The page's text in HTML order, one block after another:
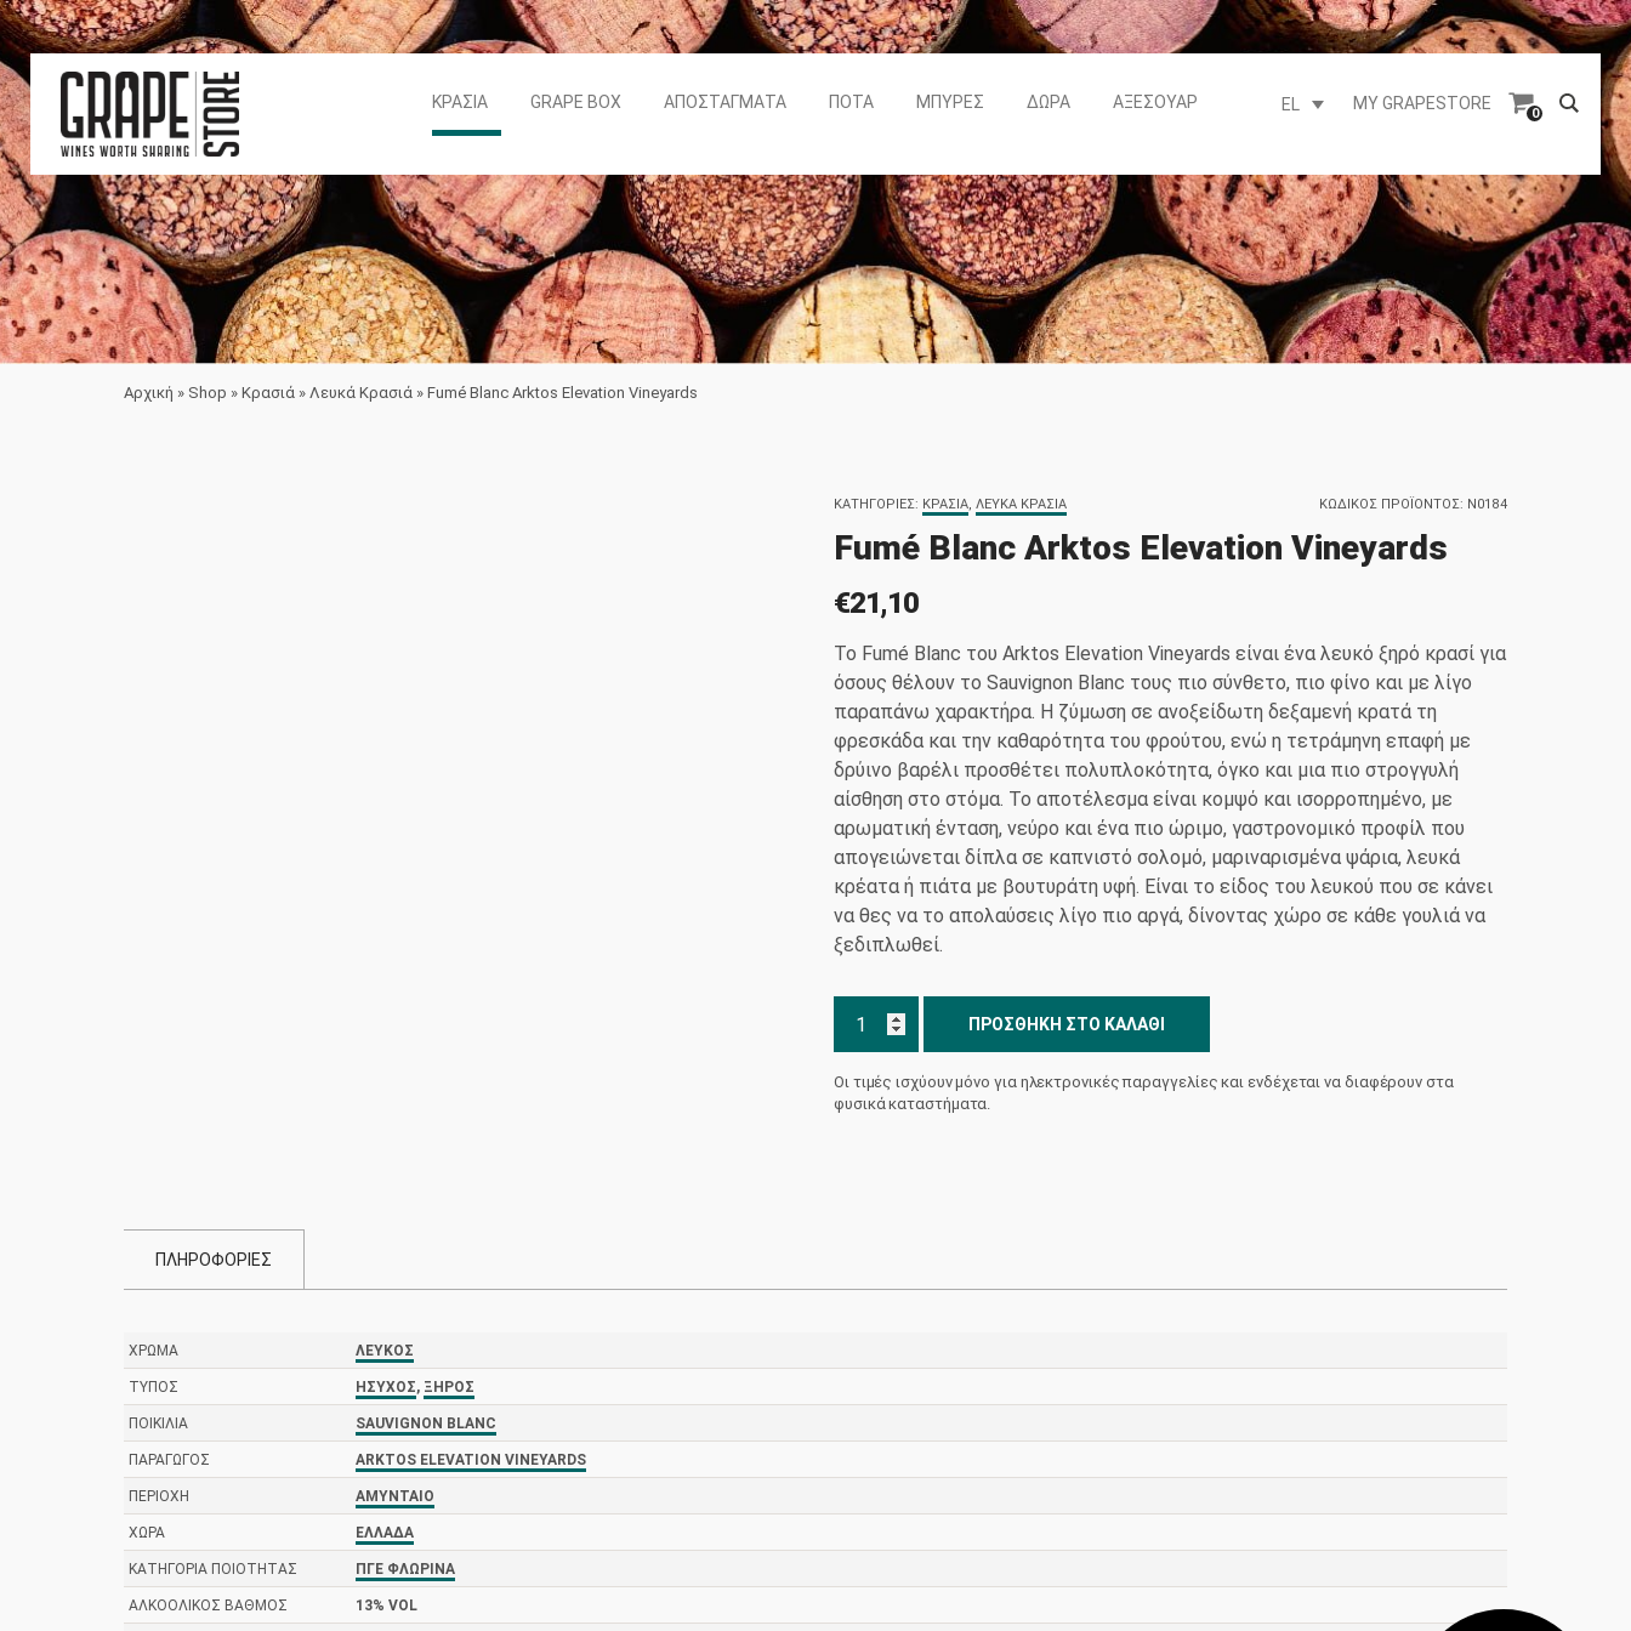
ΚΡΑΣΙΆ GRAPE BOX ΑΠΟΣΤΆΓΜΑΤΑ ΠΟΤΆ ΜΠΎΡΕΣ ΔΏΡΑ ΑΞΕΣΟΥΆΡ EL MY GRAPESTORE
0
Αρχική » Shop » Κρασιά » Λευκά Κρασιά » Fumé Blanc Arktos Elevation Vineyards
ΚΩΔΙΚΌΣ ΠΡΟΪΌΝΤΟΣ: N0184
ΚΑΤΗΓΟΡΊΕΣ: ΚΡΑΣΙΆ, ΛΕΥΚΆ ΚΡΑΣΙΆ
Fumé Blanc Arktos Elevation Vineyards
€21,10
Το Fumé Blanc του Arktos Elevation Vineyards είναι ένα λευκό ξηρό κρασί για
όσους θέλουν το Sauvignon Blanc τους πιο σύνθετο, πιο φίνο και με λίγο
παραπάνω χαρακτήρα. Η ζύμωση σε ανοξείδωτη δεξαμενή κρατά τη
φρεσκάδα και την καθαρότητα του φρούτου, ενώ η τετράμηνη επαφή με
δρύινο βαρέλι προσθέτει πολυπλοκότητα, όγκο και μια πιο στρογγυλή
αίσθηση στο στόμα. Το αποτέλεσμα είναι κομψό και ισορροπημένο, με
αρωματική ένταση, νεύρο και ένα πιο ώριμο, γαστρονομικό προφίλ που
απογειώνεται δίπλα σε καπνιστό σολομό, μαριναρισμένα ψάρια, λευκά
κρέατα ή πιάτα με βουτυράτη υφή. Είναι το είδος του λευκού που σε κάνει
να θες να το απολαύσεις λίγο πιο αργά, δίνοντας χώρο σε κάθε γουλιά να
ξεδιπλωθεί.
Blanc
Elevation
ΠΡΟΣΘΉΚΗ ΣΤΟ ΚΑΛΆΘΙ
Οι τιμές ισχύουν μόνο για ηλεκτρονικές παραγγελίες και ενδέχεται να διαφέρουν στα
φυσικά καταστήματα.
ΠΛΗΡΟΦΟΡΙΕΣ
ΧΡΏΜΑ ΛΕΥΚΌΣ
ΤΎΠΟΣ ΉΣΥΧΟΣ, ΞΗΡΌΣ
ΠΟΙΚΙΛΊΑ SAUVIGNON BLANC
ΠΑΡΑΓΩΓΌΣ ARKTOS ELEVATION VINEYARDS
ΠΕΡΙΟΧΉ ΑΜΎΝΤΑΙΟ
ΧΏΡΑ ΕΛΛΆΔΑ
ΚΑΤΗΓΟΡΊΑ ΠΟΙΌΤΗΤΑΣ ΠΓΕ ΦΛΏΡΙΝΑ
ΑΛΚΟΟΛΙΚΌΣ ΒΑΘΜΌΣ 13% VOL